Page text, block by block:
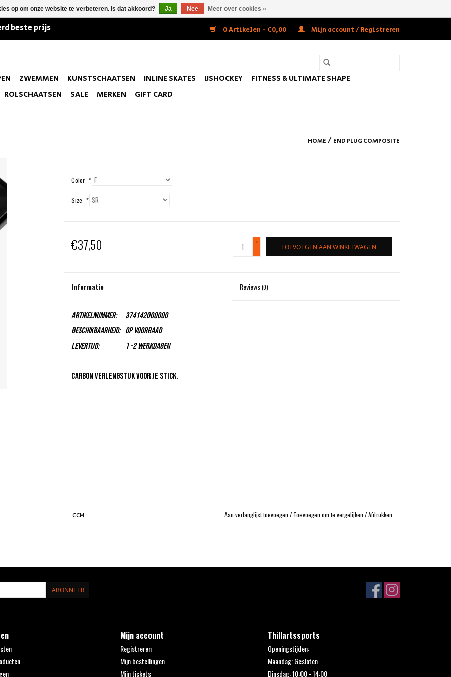
beste prijs 0 Artikelen - €0,00 Mijn account / Registreren
ZWEMMEN KUNSTSCHAATSEN INLINE SKATES IJSHOCKEY
FITNESS & ULTIMATE SHAPE
ROLSCHAATSEN
SALE MERKEN GIFT CARD
HOME / END PLUG COMPOSITE
Color: *
Size: *
€37,50
+
-
TOEVOEGEN AAN WINKELWAGEN
Informatie Reviews(0)
Artikelnummer:
374142000000
Beschikbaarheid: Op voorraad
Levertijd:
1 -2 Werkdagen
Carbon Verlengstuk voor je Stick.
CCM Aan verlanglijst toevoegen / Toevoegen om te vergelijken /Afdrukken
ABONNEER
Mijn account
Registreren
Mijn bestellingen
Mijn tickets
Thillartssports
Openingstijden:
Maandag: Gesloten
Dinsdag: 10:00 - 14:00
op om onze website te verbeteren. Is dat akkoord? Ja Nee Meer over cookies »